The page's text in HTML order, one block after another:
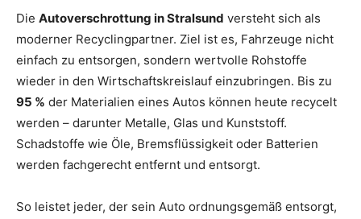
Die Autoverschrottung in Stralsund versteht sich als
moderner Recyclingpartner. Ziel ist es, Fahrzeuge nicht
einfach zu entsorgen, sondern wertvolle Rohstoffe
wieder in den Wirtschaftskreislauf einzubringen. Bis zu
95 % der Materialien eines Autos können heute recycelt
werden – darunter Metalle, Glas und Kunststoff.
Schadstoffe wie Öle, Bremsflüssigkeit oder Batterien
werden fachgerecht entfernt und entsorgt.
So leistet jeder, der sein Auto ordnungsgemäß entsorgt,